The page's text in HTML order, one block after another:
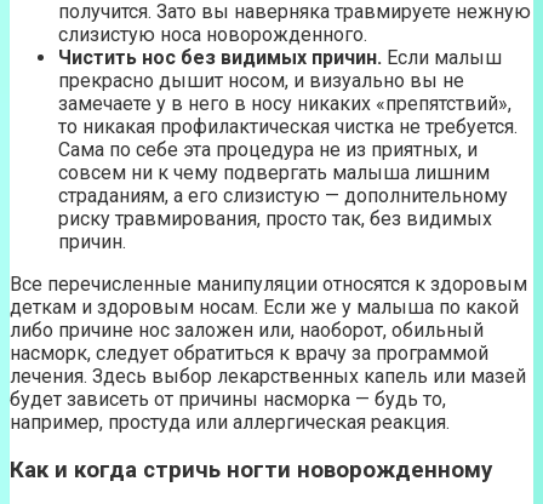
получится. Зато вы наверняка травмируете нежную
слизистую носа новорожденного.
Чистить нос без видимых причин. Если малыш
прекрасно дышит носом, и визуально вы не
замечаете у в него в носу никаких «препятствий»,
то никакая профилактическая чистка не требуется.
Сама по себе эта процедура не из приятных, и
совсем ни к чему подвергать малыша лишним
страданиям, а его слизистую — дополнительному
риску травмирования, просто так, без видимых
причин.
Все перечисленные манипуляции относятся к здоровым
деткам и здоровым носам. Если же у малыша по какой
либо причине нос заложен или, наоборот, обильный
насморк, следует обратиться к врачу за программой
лечения. Здесь выбор лекарственных капель или мазей
будет зависеть от причины насморка — будь то,
например, простуда или аллергическая реакция.
Как и когда стричь ногти новорожденному